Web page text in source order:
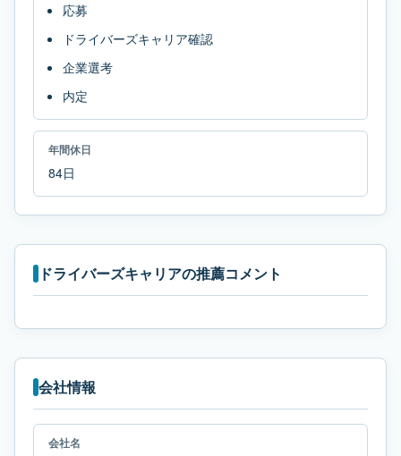
応募
ドライバーズキャリア確認
企業選考
内定
年間休日
84日
ドライバーズキャリアの推薦コメント
会社情報
会社名